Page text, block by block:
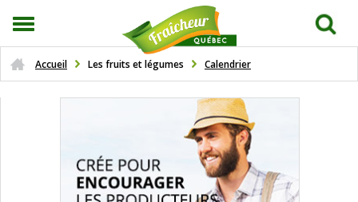
Accueil Les fruits et légumes Calendrier